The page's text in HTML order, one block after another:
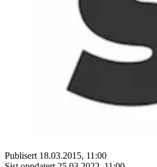
Publisert 18.03.2015, 11:00